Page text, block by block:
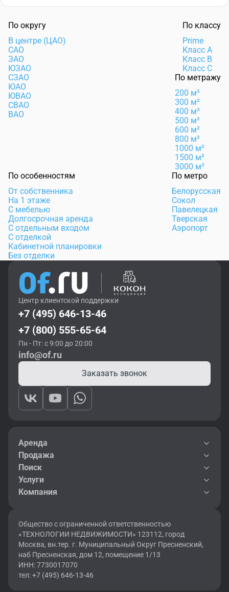
По округу
В центре (ЦАО)
САО
ЗАО
ЮЗАО
СЗАО
ЮАО
ЮВАО
СВАО
ВАО
По классу
Prime
Класс А
Класс B
Класс C
По метражу
200 м²
300 м²
400 м²
500 м²
600 м²
800 м²
1000 м²
1500 м²
3000 м²
По особенностям
От собственника
На 1 этаже
С мебелью
Долгосрочная аренда
С отдельным входом
С отделкой
Кабинетной планировки
Без отделки
По метро
Белорусская
Сокол
Павелецкая
Тверская
Аэропорт
Центр клиентской поддержки
+7 (495) 646-13-46
+7 (800) 555-65-64
Пн - Пт: с 9:00 до 20:00
info@of.ru
Заказать звонок
Аренда
Продажа
Поиск
Услуги
Компания
Общество с ограниченной ответственностью
«ТЕХНОЛОГИИ НЕДВИЖИМОСТИ» 123112, город
Москва, вн.тер. г. Муниципальный Округ Пресненский,
наб Пресненская, дом 12, помещение 1/13
ИНН: 7730017070
тел: +7 (495) 646-13-46